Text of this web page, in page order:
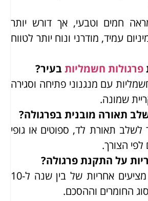
חמים וטבעי, אך דורש יותר
עמיד, מודרני ונוח יותר לטווח
פרגולות חשמליות בעיר?
עם מנגנוני פתיחה וסגירה
שמונה.
תאורה מובנית בפרגולה?
לשלב תאורת לד, ספוטים או גופי
הצורך.
על התקנת פרגולה?
רוב הספקים מציעים אחריות של בין שנה ל-10
החומרים וההסכם.